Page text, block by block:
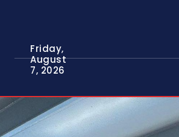
Friday,
August
7, 2026